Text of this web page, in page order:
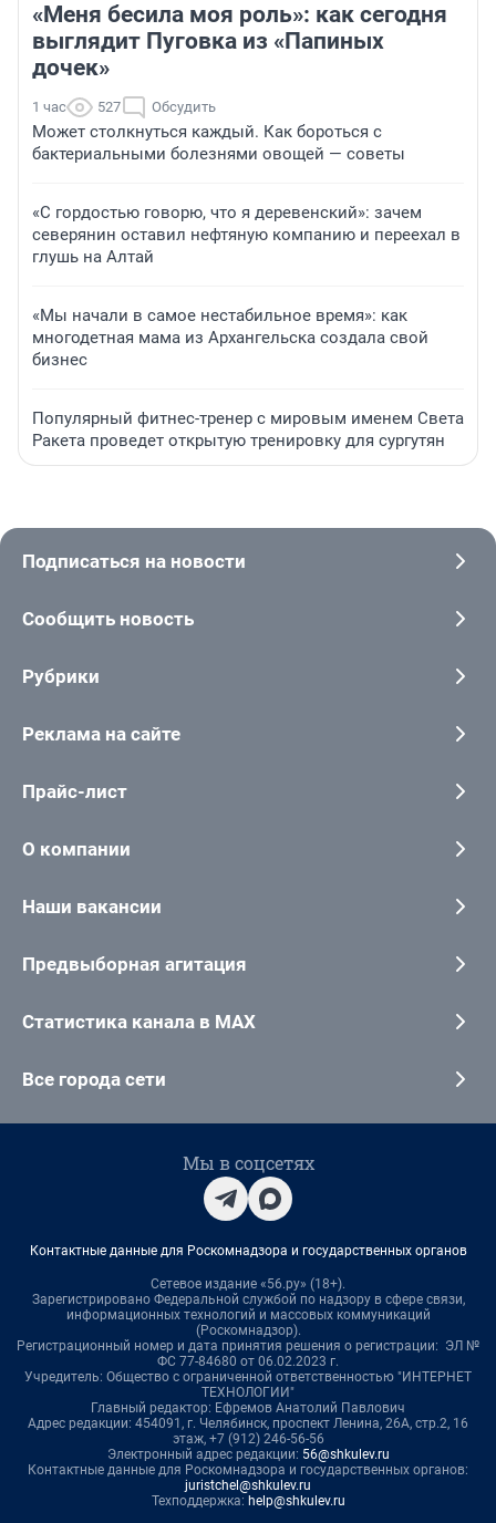
«Меня бесила моя роль»: как сегодня
выглядит Пуговка из «Папиных
дочек»
1 час 527 Обсудить
Может столкнуться каждый. Как бороться с
бактериальными болезнями овощей — советы
«С гордостью говорю, что я деревенский»: зачем
северянин оставил нефтяную компанию и переехал в
глушь на Алтай
«Мы начали в самое нестабильное время»: как
многодетная мама из Архангельска создала свой
бизнес
Популярный фитнес-тренер с мировым именем Света
Ракета проведет открытую тренировку для сургутян
Подписаться на новости
Сообщить новость
Рубрики
Реклама на сайте
Прайс-лист
О компании
Наши вакансии
Предвыборная агитация
Статистика канала в MAX
Все города сети
Мы в соцсетях
Контактные данные для Роскомнадзора и государственных органов
Сетевое издание «56.ру» (18+).
Зарегистрировано Федеральной службой по надзору в сфере связи,
информационных технологий и массовых коммуникаций
(Роскомнадзор).
Регистрационный номер и дата принятия решения о регистрации: ЭЛ №
ФС 77-84680 от 06.02.2023 г.
Учредитель: Общество с ограниченной ответственностью "ИНТЕРНЕТ
ТЕХНОЛОГИИ"
Главный редактор: Ефремов Анатолий Павлович
Адрес редакции: 454091, г. Челябинск, проспект Ленина, 26А, стр.2, 16
этаж, +7 (912) 246-56-56
Электронный адрес редакции: 56@shkulev.ru
Контактные данные для Роскомнадзора и государственных органов:
juristchel@shkulev.ru
Техподдержка: help@shkulev.ru